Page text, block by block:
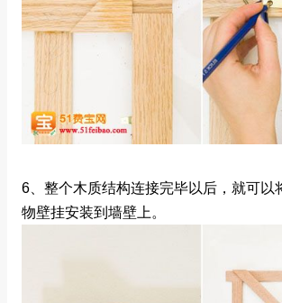
6、整个木质结构连接完毕以后，就可以
物壁挂安装到墙壁上。